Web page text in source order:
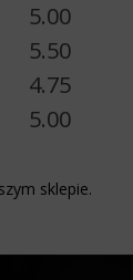
5.00
5.50
4.75
5.00
sklepie.